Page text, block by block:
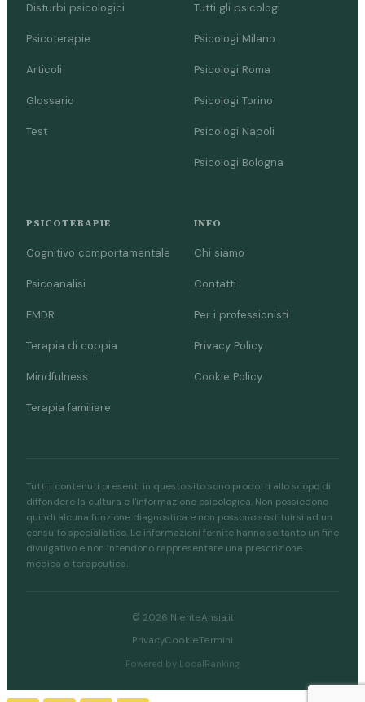
Disturbi psicologici
Psicoterapie
Articoli
Glossario
Test
Tutti gli psicologi
Psicologi Milano
Psicologi Roma
Psicologi Torino
Psicologi Napoli
Psicologi Bologna
PSICOTERAPIE
Cognitivo comportamentale
Psicoanalisi
EMDR
Terapia di coppia
Mindfulness
Terapia familiare
INFO
Chi siamo
Contatti
Per i professionisti
Privacy Policy
Cookie Policy
Tutti i contenuti presenti in questo sito sono prodotti allo scopo di
diffondere la cultura e l'informazione psicologica. Non possiedono
quindi alcuna funzione diagnostica e non possono sostituirsi ad un
consulto specialistico. Le informazioni fornite hanno soltanto un fine
divulgativo e non intendono rappresentare una prescrizione
medica o terapeutica.
© 2026 NienteAnsia.it
PrivacyCookieTermini
Powered by LocalRanking